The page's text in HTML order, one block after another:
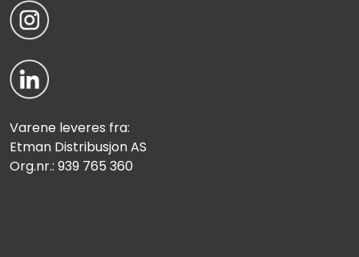
Varene leveres fra:
Etman Distribusjon AS
Org.nr.: 939 765 360